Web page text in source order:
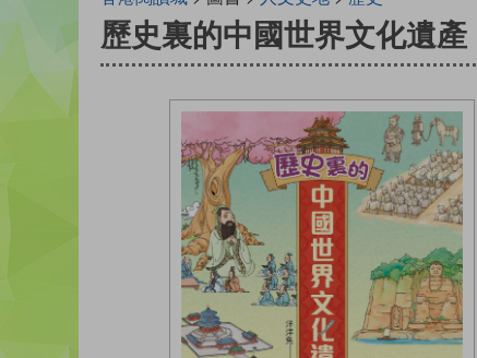
歷史裏的中國世界文化遺產